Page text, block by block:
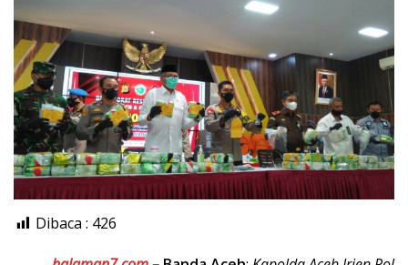
Dibaca : 426